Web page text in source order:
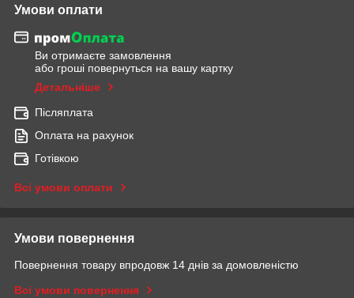
Умови оплати
Ви отримаєте замовлення
або гроші повернуться на вашу картку
Детальніше
Післяплата
Оплата на рахунок
Готівкою
Всі умови оплати
Умови повернення
Повернення товару впродовж 14 днів за домовленістю
Всі умови повернення